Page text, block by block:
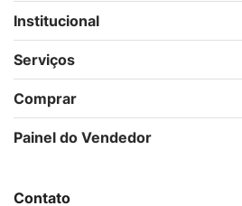
Institucional
Serviços
Comprar
Painel do Vendedor
Contato